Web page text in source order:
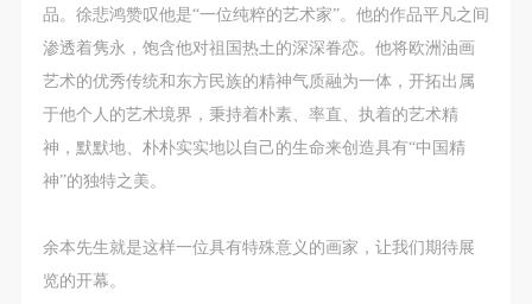
品。徐悲鸿赞叹他是“一位纯粹的艺术家”。他的作品平凡之间
渗透着隽永，饱含他对祖国热土的深深眷恋。他将欧洲油画
艺术的优秀传统和东方民族的精神气质融为一体，开拓出属
于他个人的艺术境界，秉持着朴素、率直、执着的艺术精
神，默默地、朴朴实实地以自己的生命来创造具有“中国精
神”的独特之美。
余本先生就是这样一位具有特殊意义的画家，让我们期待展
览的开幕。
第二条
参加本次活动者必须遵守中华人民共和国的相关法
律、法规，必须遵循道德和社会公德规范，并应该具
备以人为本、团结友爱、互相帮助和助人为乐的良好
品质。
第三条
能力的人，18周岁以上）未成年人必须在成年人的陪
同下参观。
第二条
参加本次活动者必须遵守中华人民共和国的相关法
律、法规，必须遵循道德和社会公德规范，并应该具
备以人为本、团结友爱、互相帮助和助人为乐的良好
品质。
第三条
能力的人，18周岁以上）未成年人必须在成年人的陪
同下参观。
第二条
参加本次活动者必须遵守中华人民共和国的相关法
律、法规，必须遵循道德和社会公德规范，并应该具
备以人为本、团结友爱、互相帮助和助人为乐的良好
品质。
第三条
能力的人，18周岁以上）未成年人必须在成年人的陪
同下参观。